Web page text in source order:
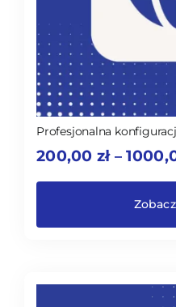
Profesjonalna
200,00zł –